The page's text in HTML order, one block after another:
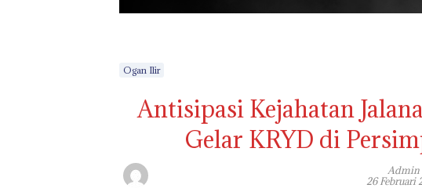
Ogan Ilir
Antisipasi Kejahatan
Gelar KRYD di
Admin
26 Februari